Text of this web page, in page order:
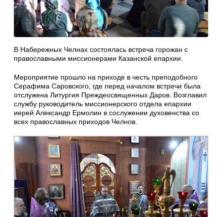
В Набережных Челнах состоялась встреча горожан с
православными миссионерами Казанской епархии.
Мероприятие прошло на приходе в честь преподобного
Серафима Саровского, где перед началом встречи была
отслужена Литургия Преждеосвященных Даров. Возглавил
службу руководитель миссионерского отдела епархии
иерей Александр Ермолин в сослужении духовенства со
всех православных приходов Челнов.